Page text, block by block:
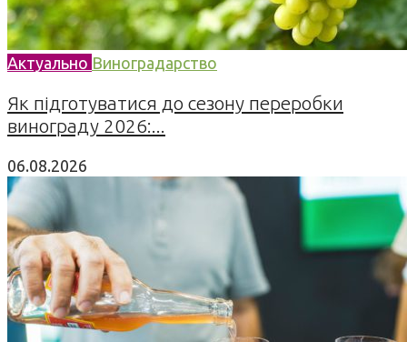
Актуально Виноградарство
Як підготуватися до сезону переробки
винограду 2026:...
06.08.2026